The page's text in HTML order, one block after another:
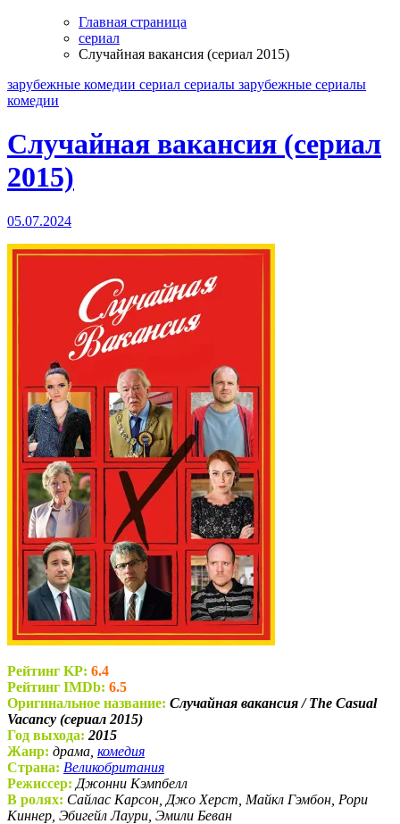
Главная страница
сериал
Случайная вакансия (сериал 2015)
зарубежные комедии сериал сериалы зарубежные сериалы
комедии
Случайная вакансия (сериал
2015)
05.07.2024
Рейтинг KP: 6.4
Рейтинг IMDb: 6.5
Оригинальное название: Случайная вакансия / The Casual
Vacancy (сериал 2015)
Год выхода: 2015
Жанр: драма, комедия
Страна: Великобритания
Режиссер: Джонни Кэмпбелл
В ролях: Сайлас Карсон, Джо Херст, Майкл Гэмбон, Рори
Киннер, Эбигейл Лаури, Эмили Беван